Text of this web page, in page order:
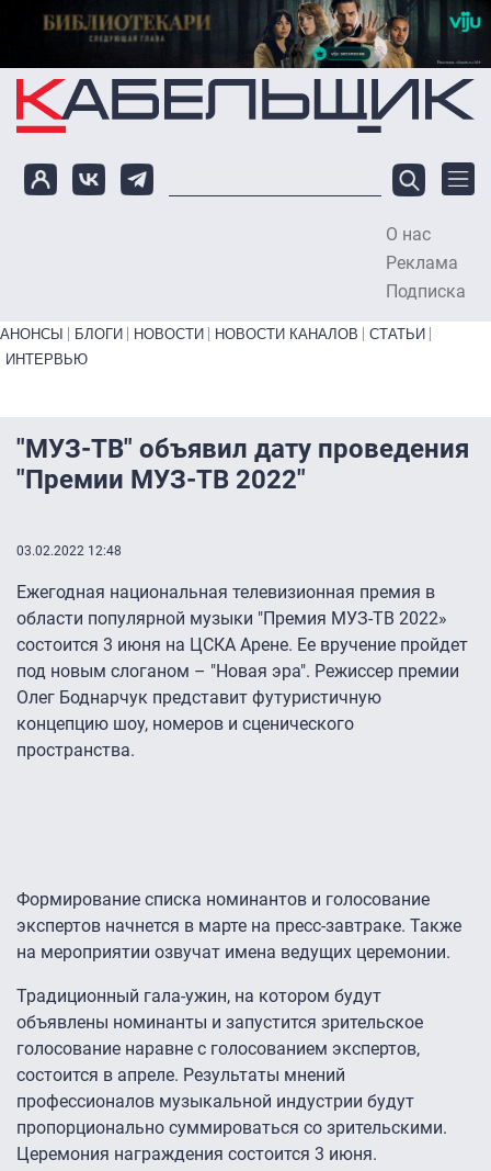
Перейти к основному содержанию
О нас
Реклама
Подписка
Primary links bottom
АНОНСЫ БЛОГИ НОВОСТИ НОВОСТИ КАНАЛОВ
СТАТЬИ
ИНТЕРВЬЮ
"МУЗ-ТВ" объявил дату проведения
"Премии МУЗ-ТВ 2022"
03.02.2022 12:48
Ежегодная национальная телевизионная премия в
области популярной музыки "Премия МУЗ-ТВ 2022»
состоится 3 июня на ЦСКА Арене. Ее вручение пройдет
под новым слоганом – "Новая эра". Режиссер премии
Олег Боднарчук представит футуристичную
концепцию шоу, номеров и сценического
пространства.
Формирование списка номинантов и голосование
экспертов начнется в марте на пресс-завтраке. Также
на мероприятии озвучат имена ведущих церемонии.
Традиционный гала-ужин, на котором будут
объявлены номинанты и запустится зрительское
голосование наравне с голосованием экспертов,
состоится в апреле. Результаты мнений
профессионалов музыкальной индустрии будут
пропорционально суммироваться со зрительскими.
Церемония награждения состоится 3 июня.